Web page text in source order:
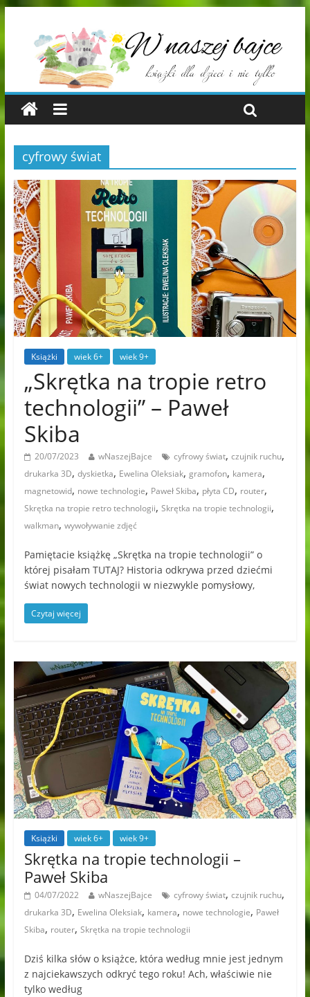
cyfrowy świat
Książki wiek 6+ wiek 9+
„Skrętka na tropie retro
technologii” – Paweł
Skiba
20/07/2023 wNaszejBajce cyfrowy świat, czujnik ruchu,
drukarka 3D, dyskietka, Ewelina Oleksiak, gramofon, kamera,
magnetowid, nowe technologie, Paweł Skiba, płyta CD, router,
Skrętka na tropie retro technologii, Skrętka na tropie technologii,
walkman, wywoływanie zdjęć
Pamiętacie książkę „Skrętka na tropie technologii” o
której pisałam TUTAJ? Historia odkrywa przed dziećmi
świat nowych technologii w niezwykle pomysłowy,
Czytaj więcej
Książki wiek 6+ wiek 9+
Skrętka na tropie technologii –
Paweł Skiba
04/07/2022 wNaszejBajce cyfrowy świat, czujnik ruchu,
drukarka 3D, Ewelina Oleksiak, kamera, nowe technologie, Paweł
Skiba, router, Skrętka na tropie technologii
Dziś kilka słów o książce, która według mnie jest jednym
z najciekawszych odkryć tego roku! Ach, właściwie nie
tylko według